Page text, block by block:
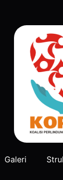
Galeri